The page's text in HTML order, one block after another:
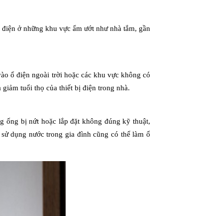
ở những khu vực ẩm ướt như nhà tắm, gần
ổ điện ngoài trời hoặc các khu vực không có
tuổi thọ của thiết bị điện trong nhà.
ống bị nứt hoặc lắp đặt không đúng kỹ thuật,
dụng nước trong gia đình cũng có thể làm ổ